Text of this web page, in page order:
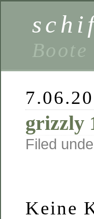
grizzly
Filed
Keine